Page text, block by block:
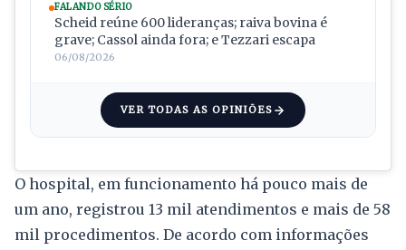
FALANDO SÉRIO
Scheid reúne 600 lideranças; raiva bovina é
grave; Cassol ainda fora; e Tezzari escapa
06/08/2026
VER TODAS AS OPINIÕES
O hospital, em funcionamento há pouco mais de
um ano, registrou 13 mil atendimentos e mais de 58
mil procedimentos. De acordo com informações